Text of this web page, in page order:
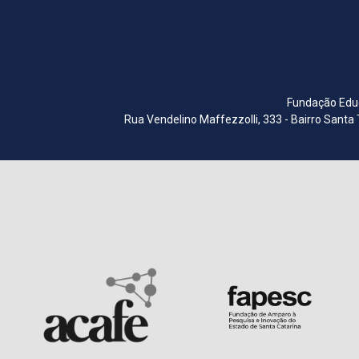
Fundação
Rua Vendelino Maffezzolli, 333 - Bairro Santa